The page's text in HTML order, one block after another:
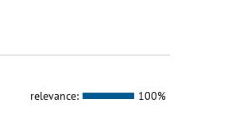
relevance: 100%